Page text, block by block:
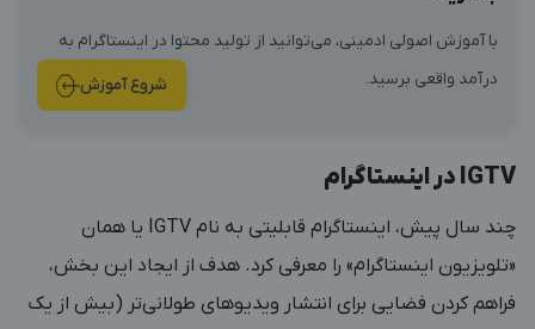
با آموزش اصولی ادمینی، می‌توانید از تولید محتوا در اینستاگرام به
درآمد واقعی برسید.
شروع آموزش
IGTV در اینستاگرام
چند سال پیش، اینستاگرام قابلیتی به نام IGTV یا همان
«تلویزیون اینستاگرام» را معرفی کرد. هدف از ایجاد این بخش،
فراهم کردن فضایی برای انتشار ویدیوهای طولانی‌تر (بیش از یک